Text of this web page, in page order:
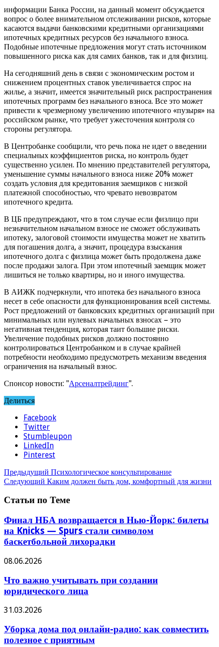
информации Банка России, на данный момент обсуждается
вопрос о более внимательном отслеживании рисков, которые
касаются выдачи банковскими кредитными организациями
ипотечных кредитных ресурсов без начального взноса.
Подобные ипотечные предложения могут стать источником
повышенного риска как для самих банков, так и для физлиц.
На сегодняшний день в связи с экономическим ростом и
снижением процентных ставок увеличивается спрос на
жилье, а значит, имеется значительный риск распространения
ипотечных программ без начального взноса. Все это может
привести к чрезмерному увеличению ипотечного «пузыря» на
российском рынке, что требует ужесточения контроля со
стороны регулятора.
В Центробанке сообщили, что речь пока не идет о введении
специальных коэффициентов риска, но контроль будет
существенно усилен. По мнению представителей регулятора,
уменьшение суммы начального взноса ниже 20% может
создать условия для кредитования заемщиков с низкой
платежной способностью, что чревато невозвратом
ипотечного кредита.
В ЦБ предупреждают, что в том случае если физлицо при
незначительном начальном взносе не сможет обслуживать
ипотеку, залоговой стоимости имущества может не хватить
для погашения долга, а значит, процедура взыскания
ипотечного долга с физлица может быть продолжена даже
после продажи залога. При этом ипотечный заемщик может
лишиться не только квартиры, но и иного имущества.
В АИЖК подчеркнули, что ипотека без начального взноса
несет в себе опасности для функционирования всей системы.
Рост предложений от банковских кредитных организаций при
минимальных или нулевых начальных взносах – это
негативная тенденция, которая таит большие риски.
Увеличение подобных рисков должно постоянно
контролироваться Центробанком и в случае крайней
потребности необходимо предусмотреть механизм введения
ограничения на начальный взнос.
Спонсор новости: "Арсеналтрейдинг".
Делиться
Facebook
Twitter
Stumbleupon
LinkedIn
Pinterest
Предыдущий Психологическое консультирование
Следующий Каким должен быть дом, комфортный для жизни
Статьи по Теме
Финал НБА возвращается в Нью-Йорк: билеты
на Knicks — Spurs стали символом
баскетбольной лихорадки
08.06.2026
Что важно учитывать при создании
юридического лица
31.03.2026
Уборка дома под онлайн-радио: как совместить
полезное с приятным